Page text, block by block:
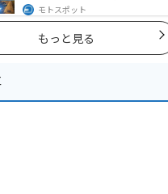
参考にしてください。
モトスポット
もっと見る